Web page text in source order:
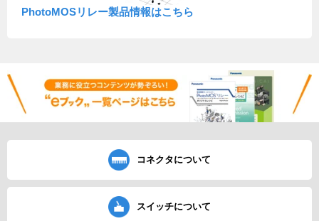
PhotoMOSリレー製品情報はこちら
コネクタについて
スイッチについて